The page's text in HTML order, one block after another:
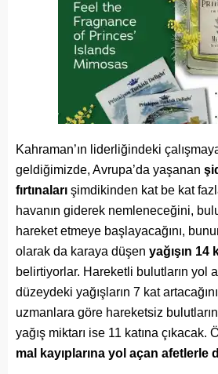
Kahraman’ın liderliğindeki
geldiğimizde, Avrupa’da yaşanan
fırtınaları şimdikinden kat be kat
havanın giderek nemleneceğini,
hareket etmeye başlayacağını,
olarak da karaya düşen yağışın 14
belirtiyorlar. Hareketli bulutların yol
düzeydeki yağışların 7 kat
uzmanlara göre hareketsiz
yağış miktarı ise 11 katına çıkacak.
mal kayıplarına yol açan afetlerle